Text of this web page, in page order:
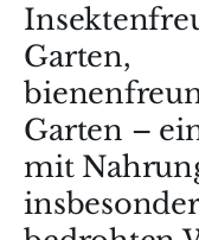
Garten,
Garten –
mit